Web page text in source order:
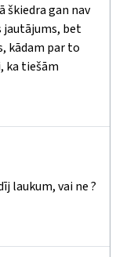
škiedra gan nav
jautājums, bet
kādam par to
ka tiešām
laukum, vai ne ?